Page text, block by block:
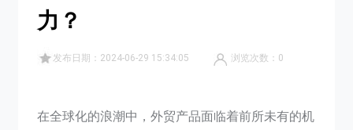
力？
发布日期：2024-06-29 15:34:05 浏览次数： 0
在全球化的浪潮中，外贸产品面临着前所未有的机